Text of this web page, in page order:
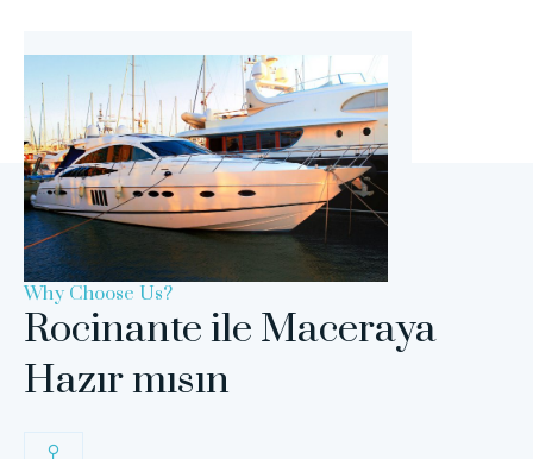
Why Choose Us?
Rocinante ile Maceraya
Hazır mısın